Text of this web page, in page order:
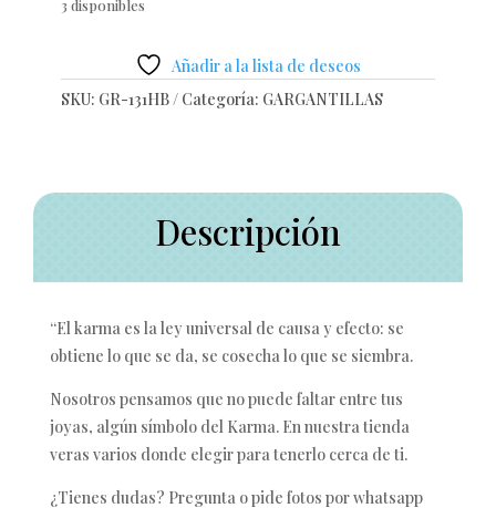
3 disponibles
Añadir a la lista de deseos
SKU: GR-131HB Categoría: GARGANTILLAS
Descripción
“El karma es la ley universal de causa y efecto: se
obtiene lo que se da, se cosecha lo que se siembra.
Nosotros pensamos que no puede faltar entre tus
joyas, algún símbolo del Karma. En nuestra tienda
veras varios donde elegir para tenerlo cerca de ti.
¿Tienes dudas? Pregunta o pide fotos por whatsapp